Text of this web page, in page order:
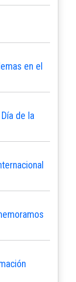
en el
de la